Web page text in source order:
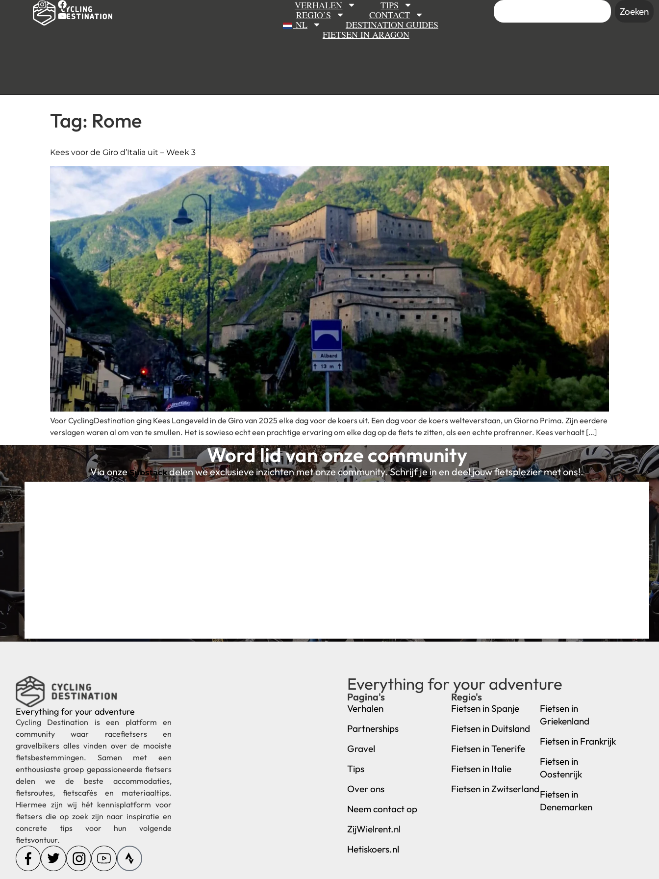
VERHALEN
TIPS
REGIO’S
CONTACT
NL
DESTINATION GUIDES
FIETSEN IN ARAGON
Zoeken
Tag: Rome
Kees voor de Giro d’Italia uit – Week 3
Voor CyclingDestination ging Kees Langeveld in de Giro van 2025 elke dag voor de koers uit. Een dag voor de koers welteverstaan, un Giorno Prima. Zijn eerdere
verslagen waren al om van te smullen. Het is sowieso echt een prachtige ervaring om elke dag op de fiets te zitten, als een echte profrenner. Kees verhaalt […]
Word lid van onze community
Via onzeSubstackdelen we exclusieve inzichten met onze community. Schrijf je in en deel jouw fietsplezier met ons!.
Everything for your adventure
Cycling Destination is een platform en
community waar racefietsers en
gravelbikers alles vinden over de mooiste
fietsbestemmingen. Samen met een
enthousiaste groep gepassioneerde fietsers
delen we de beste accommodaties,
fietsroutes, fietscafés en materiaaltips.
Hiermee zijn wij hét kennisplatform voor
fietsers die op zoek zijn naar inspiratie en
concrete tips voor hun volgende
fietsvontuur.
Everything for your adventure
Pagina's
Verhalen
Partnerships
Gravel
Tips
Over ons
Neem contact op
ZijWielrent.nl
Hetiskoers.nl
Regio's
Fietsen in Spanje
Fietsen in Duitsland
Fietsen in Tenerife
Fietsen in Italie
Fietsen in Zwitserland
Fietsen in
Griekenland
Fietsen in Frankrijk
Fietsen in
Oostenrijk
Fietsen in
Denemarken